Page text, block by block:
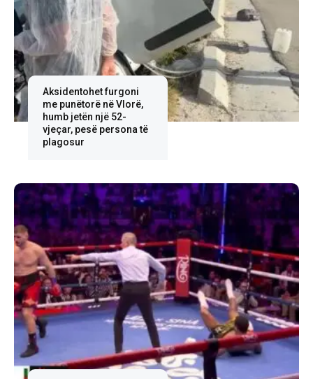
Aksidentohet furgoni
me punëtorë në Vlorë,
humb jetën një 52-
vjeçar, pesë persona të
plagosur